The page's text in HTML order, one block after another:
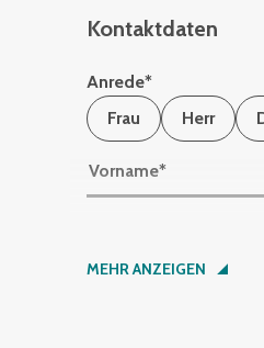
Kontaktdaten
Anrede*
Frau
Herr
Vorname*
Nachname*
MEHR ANZEIGEN